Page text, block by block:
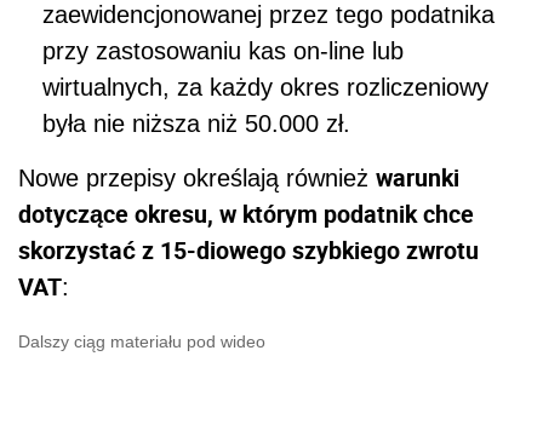
zaewidencjonowanej przez tego podatnika
przy zastosowaniu kas on-line lub
wirtualnych, za każdy okres rozliczeniowy
była nie niższa niż 50.000 zł.
Nowe przepisy określają również warunki
dotyczące okresu, w którym podatnik chce
skorzystać z 15-diowego szybkiego zwrotu
VAT:
Dalszy ciąg materiału pod wideo